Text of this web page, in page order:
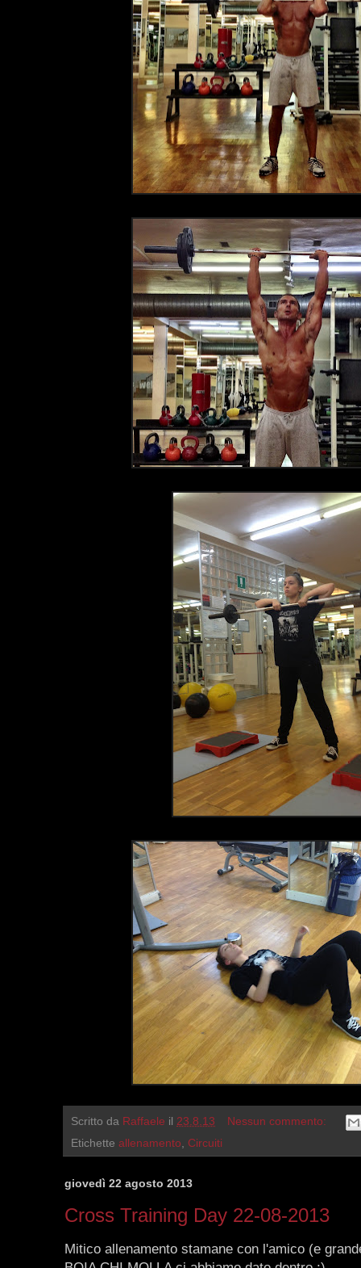
Scritto da Raffaele il 23.8.13
Nessun commento:
Etichette allenamento Circuiti
giovedì 22 agosto 2013
Cross Training Day 22-08-2013
Mitico allenamento stamane con l'amico (e